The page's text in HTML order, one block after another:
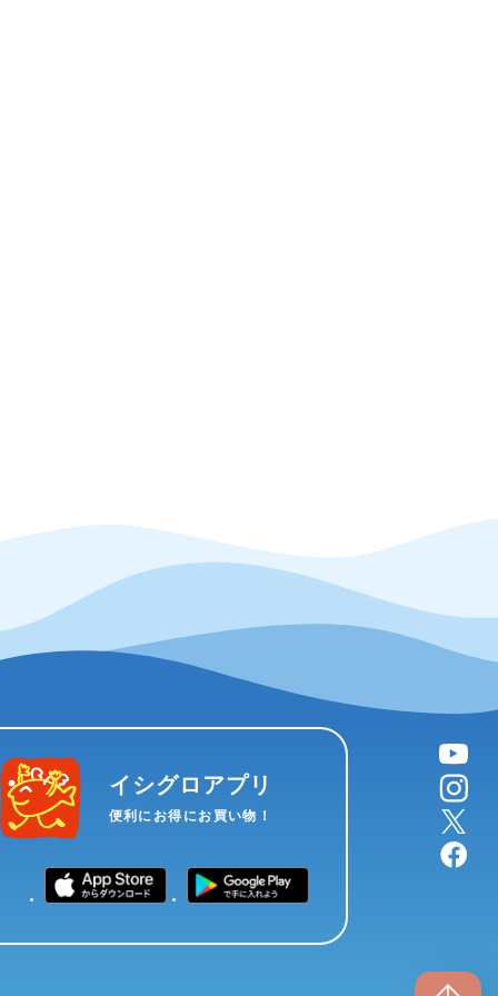
イシグロアプリ
便利にお得にお買い物！
YouTube
instagram
X
facebook